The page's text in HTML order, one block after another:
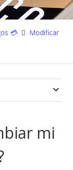
💳
Modificar
mi